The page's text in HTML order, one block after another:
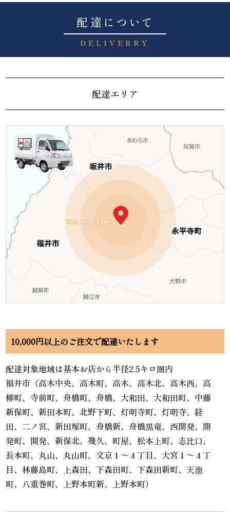
配達について
DELIVERRY
配達エリア
10,000円以上のご注文で配達いたします
配達対象地域は基本お店から半径2.5キロ圏内
福井市（高木中央、高木町、高木、高木北、高木西、高
柳町、寺前町、舟橋町、舟橋、大和田、大和田町、中藤
新保町、新田本町、北野下町、灯明寺町、灯明寺、経
田、二ノ宮、新田塚町、舟橋新、舟橋黒竜、西開発、開
発町、開発、新保北、幾久、町屋、松本上町、志比口、
長本町、丸山、丸山町、文京１～４丁目、大宮１～４丁
目、林藤島町、上森田、下森田町、下森田新町、天池
町、八重巻町、上野本町新、上野本町）